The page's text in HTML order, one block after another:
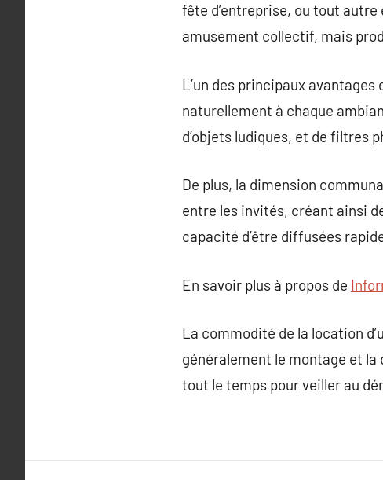
fête d’entreprise, ou tout
amusement collectif, mais
L’un des principaux
naturellement à chaque
d’objets ludiques, et de filtres
De plus, la dimension
entre les invités, créant ainsi
capacité d’être diffusées
En savoir plus à propos de
La commodité de la location
généralement le montage et
tout le temps pour veiller au